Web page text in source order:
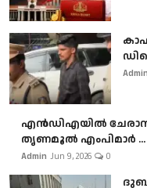
Admin
എൻഡിഎയിൽ ചേരാൻ
തൃണമൂൽ എംപിമാർ ...
Admin Jun 9, 2026 0